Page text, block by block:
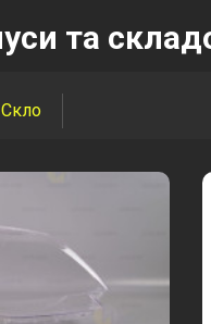
та
Скло